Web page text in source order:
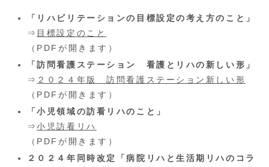
「リハビリテーションの目標設定の考え方のこと」
⇒ 目標設定のこと
（PDFが開きます）
「訪問看護ステーション 看護とリハの新しい形」
⇒ ２０２４年版 訪問看護ステーション新しい形
（PDFが開きます）
「小児領域の訪看リハのこと」
⇒小児訪看リハ
（PDFが開きます）
２０２４年同時改定「病院リハと生活期リハのコラ